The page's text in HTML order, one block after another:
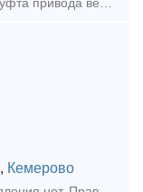
, Кемерово